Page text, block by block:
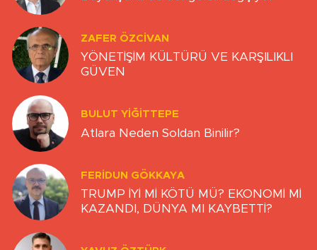
ZAFER ÖZCIVAN
YÖNETİŞİM KÜLTÜRÜ VE KARŞILIKLI
GÜVEN
BULUT YİĞİTTEPE
Atlara Neden Soldan Binilir?
FERIDUN GÖKKAYA
TRUMP İYİ Mİ KÖTÜ MÜ? EKONOMİ Mİ
KAZANDI, DÜNYA MI KAYBETTİ?